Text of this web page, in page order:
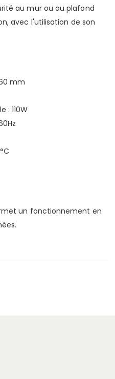
au mur ou au plafond
avec l'utilisation de son
mm
: 110W
un fonctionnement en